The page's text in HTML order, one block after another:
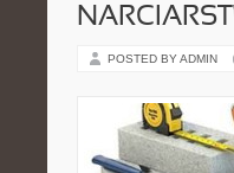
POSTED BY ADMIN